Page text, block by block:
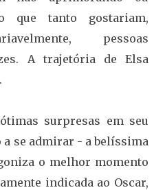
que tanto gostariam,
pessoas
A trajetória de Elsa
surpresas em seu
a se admirar - a belíssima
o melhor momento
indicada ao Oscar,